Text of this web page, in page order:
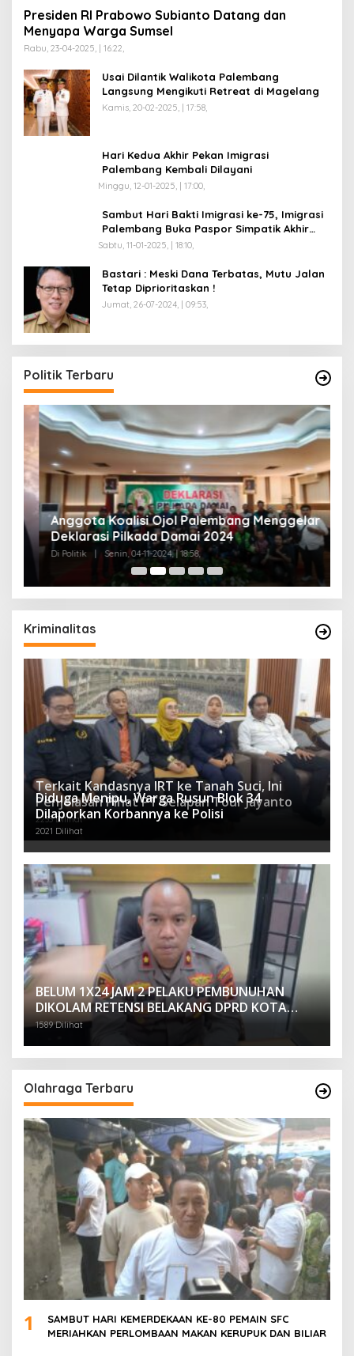
Presiden RI Prabowo Subianto Datang dan
Menyapa Warga Sumsel
Rabu, 23-04-2025, | 16:22,
Usai Dilantik Walikota Palembang
Langsung Mengikuti Retreat di Magelang
Kamis, 20-02-2025, | 17:58,
Hari Kedua Akhir Pekan Imigrasi
Palembang Kembali Dilayani
Minggu, 12-01-2025, | 17:00,
Sambut Hari Bakti Imigrasi ke-75, Imigrasi
Palembang Buka Paspor Simpatik Akhir
Pekan
Sabtu, 11-01-2025, | 18:10,
Bastari : Meski Dana Terbatas, Mutu Jalan
Tetap Diprioritaskan !
Jumat, 26-07-2024, | 09:53,
Politik Terbaru
Anggota Koalisi Ojol Palembang Menggelar
Deklarasi Pilkada Damai 2024
Di Politik | Senin, 04-11-2024, | 18:58,
Kriminalitas
Terkait Kandasnya IRT ke Tanah Suci, Ini
Penjelasan Pihat PT Selapan Tour Jayanto
2233 Dilihat
Diduga Menipu, Warga Rusun Blok 34
Dilaporkan Korbannya ke Polisi
2021 Dilihat
BELUM 1X24 JAM 2 PELAKU PEMBUNUHAN
DIKOLAM RETENSI BELAKANG DPRD KOTA
PALEMBANG TELAH DIRINGKUS ANGGOTA
1589 Dilihat
Olahraga Terbaru
1
SAMBUT HARI KEMERDEKAAN KE-80 PEMAIN SFC
MERIAHKAN PERLOMBAAN MAKAN KERUPUK DAN BILIAR